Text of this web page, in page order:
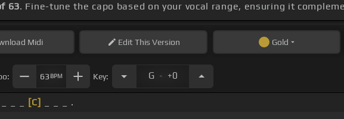
63. Fine-tune the capo based on your vocal range, ensuring it
Midi EditThis Version Gold
63 BPM Key: G . +0
[C]
_ _ _ .